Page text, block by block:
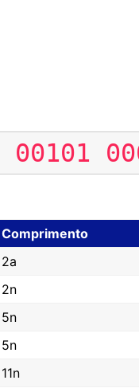
00101
Comprimento
2a
2n
5n
5n
11n